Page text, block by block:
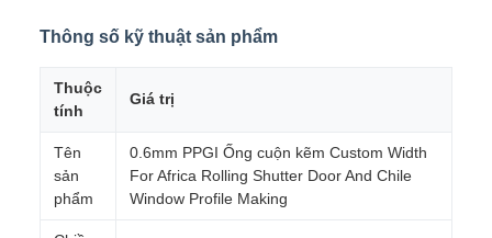
Thông số kỹ thuật sản phẩm
Thuộc
tính
Giá trị
Tên
sản
phẩm
0.6mm PPGI Ống cuộn kẽm Custom Width
For Africa Rolling Shutter Door And Chile
Window Profile Making